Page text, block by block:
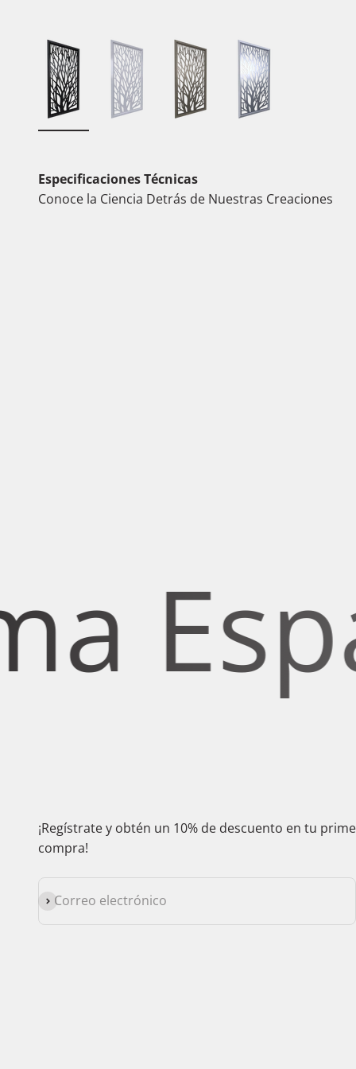
Especificaciones Técnicas
Conoce la Ciencia Detrás de Nuestras Creaciones
¡Regístrate y obtén un 10% de descuento en tu
compra!
Correo electrónico
Suscribirse